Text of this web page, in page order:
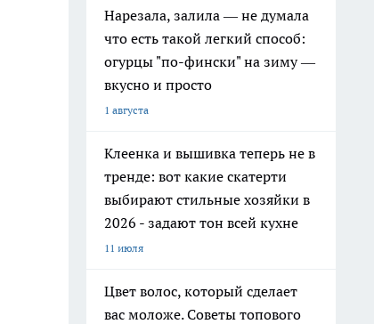
Нарезала, залила — не думала
что есть такой легкий способ:
огурцы "по-фински" на зиму —
вкусно и просто
1 августа
Клеенка и вышивка теперь не в
тренде: вот какие скатерти
выбирают стильные хозяйки в
2026 - задают тон всей кухне
11 июля
Цвет волос, который сделает
вас моложе. Советы топового